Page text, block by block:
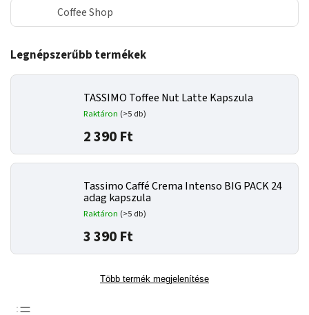
Coffee Shop
Legnépszerűbb termékek
TASSIMO Toffee Nut Latte Kapszula
Raktáron (>5 db)
2 390 Ft
Tassimo Caffé Crema Intenso BIG PACK 24
adag kapszula
Raktáron (>5 db)
3 390 Ft
Több termék megjelenítése